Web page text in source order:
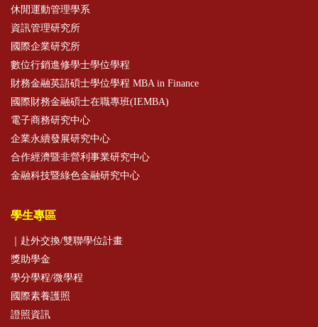
休閒運動管理學系
資訊管理研究所
國際企業研究所
數位行銷進修學士學位學程
財務金融英語碩士學位學程 MBA in Finance
國際財務金融碩士在職專班(IEMBA)
電子商務研究中心
企業永續發展研究中心
合作經濟暨非營利事業研究中心
金融科技暨綠色金融研究中心
學生專區
｜赴外交換/雙聯學位計畫
獎助學金
學分學程/微學程
國際素養護照
證照資訊